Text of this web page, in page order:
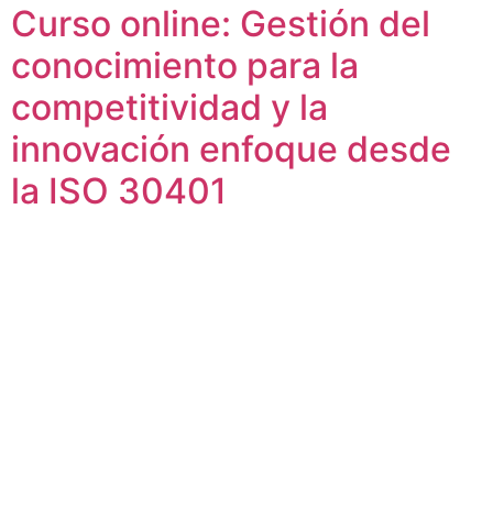
Curso online: Gestión del
conocimiento para la
competitividad y la
innovación enfoque desde
la ISO 30401